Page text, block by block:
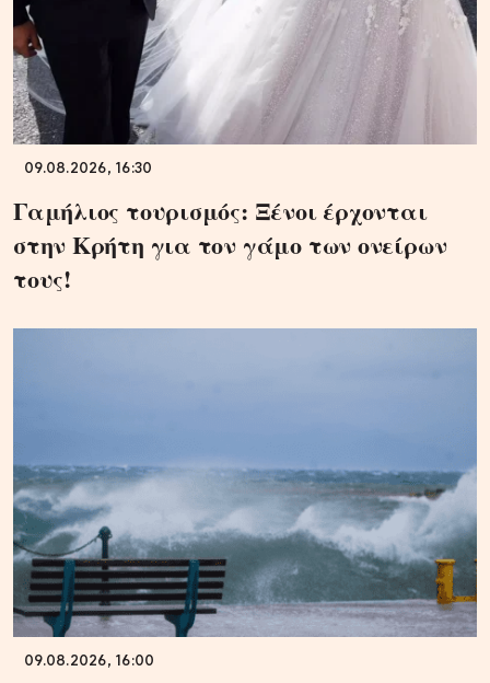
09.08.2026, 16:30
Γαμήλιος τουρισμός: Ξένοι έρχονται
στην Κρήτη για τον γάμο των ονείρων
τους!
09.08.2026, 16:00